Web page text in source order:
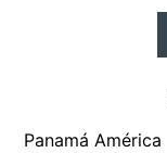
Panamá América